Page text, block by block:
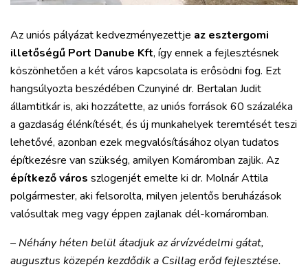
Az uniós pályázat kedvezményezettje az esztergomi
illetőségű Port Danube Kft, így ennek a fejlesztésnek
köszönhetően a két város kapcsolata is erősödni fog. Ezt
hangsúlyozta beszédében Czunyiné dr. Bertalan Judit
államtitkár is, aki hozzátette, az uniós források 60 százaléka
a gazdaság élénkítését, és új munkahelyek teremtését teszi
lehetővé, azonban ezek megvalósításához olyan tudatos
építkezésre van szükség, amilyen Komáromban zajlik. Az
építkező város szlogenjét emelte ki dr. Molnár Attila
polgármester, aki felsorolta, milyen jelentős beruházások
valósultak meg vagy éppen zajlanak dél-komáromban.
– Néhány héten belül átadjuk az árvízvédelmi gátat,
augusztus közepén kezdődik a Csillag erőd fejlesztése.